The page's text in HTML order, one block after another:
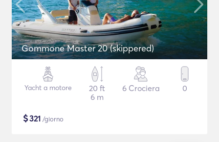
Gommone Master 20 (skippered)
Yacht a motore
20 ft
6 m
6 Crociera 0
$321 /giorno